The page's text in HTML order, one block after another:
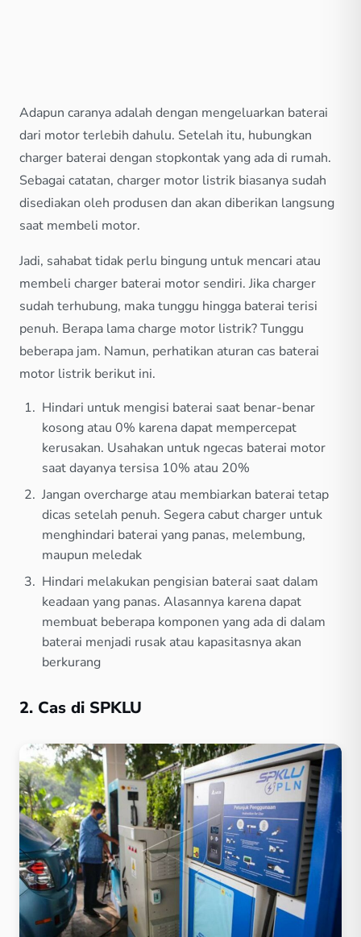
Adapun caranya adalah dengan mengeluarkan baterai
dari motor terlebih dahulu. Setelah itu, hubungkan
charger baterai dengan stopkontak yang ada di rumah.
Sebagai catatan, charger motor listrik biasanya sudah
disediakan oleh produsen dan akan diberikan langsung
saat membeli motor.
Jadi, sahabat tidak perlu bingung untuk mencari atau
membeli charger baterai motor sendiri. Jika charger
sudah terhubung, maka tunggu hingga baterai terisi
penuh. Berapa lama charge motor listrik? Tunggu
beberapa jam. Namun, perhatikan aturan cas baterai
motor listrik berikut ini.
Hindari untuk mengisi baterai saat benar-benar
kosong atau 0% karena dapat mempercepat
kerusakan. Usahakan untuk ngecas baterai motor
saat dayanya tersisa 10% atau 20%
Jangan overcharge atau membiarkan baterai tetap
dicas setelah penuh. Segera cabut charger untuk
menghindari baterai yang panas, melembung,
maupun meledak
Hindari melakukan pengisian baterai saat dalam
keadaan yang panas. Alasannya karena dapat
membuat beberapa komponen yang ada di dalam
baterai menjadi rusak atau kapasitasnya akan
berkurang
2. Cas di SPKLU